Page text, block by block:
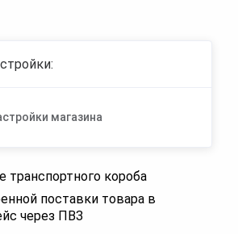
магазина
транспортного короба
поставки товара в
через ПВЗ